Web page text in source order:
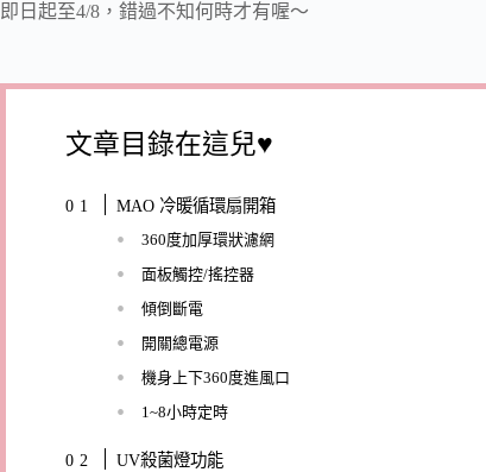
即日起至4/8，錯過不知何時才有喔～
文章目錄在這兒♥
MAO 冷暖循環扇開箱
360度加厚環狀濾網
面板觸控/搖控器
傾倒斷電
開關總電源
機身上下360度進風口
1~8小時定時
UV殺菌燈功能